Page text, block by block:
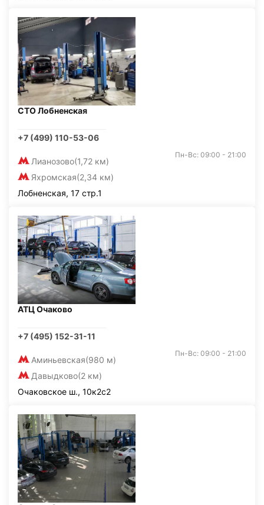
СТО Лобненская
+7 (499) 110-53-06
Лианозово(1,72 км)
Яхромская(2,34 км)
Пн-Вс: 09:00 - 21:00
Лобненская, 17 стр.1
АТЦ Очаково
+7 (495) 152-31-11
Аминьевская(980 м)
Давыдково(2 км)
Пн-Вс: 09:00 - 21:00
Очаковское ш., 10к2с2